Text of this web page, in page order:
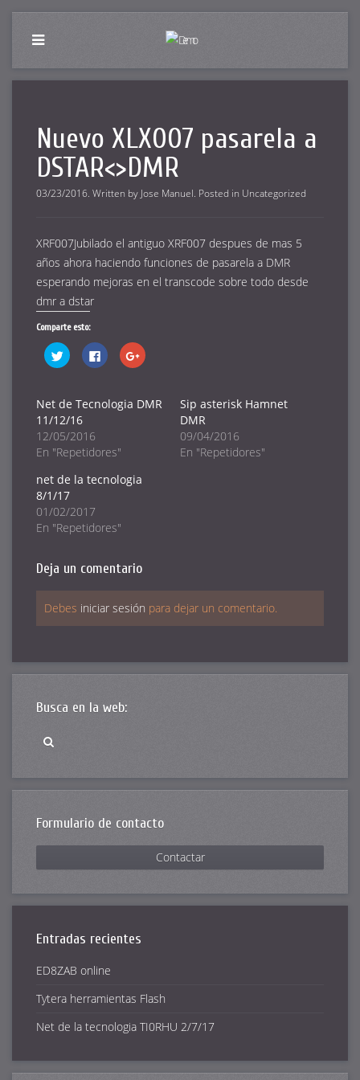
Nuevo XLX007 pasarela a
DSTAR<>DMR
03/23/2016. Written by Jose Manuel. Posted in Uncategorized
XRF007Jubilado el antiguo XRF007 despues de mas 5
años ahora haciendo funciones de pasarela a DMR
esperando mejoras en el transcode sobre todo desde
dmr a dstar
Comparte esto:
Haz
clic
Twitter
(Se
abre
en
una
ventana
nueva)
Haz
clic
Facebook
(Se
ventana
nueva)
Haz
clic
Google+
(Se
Net de Tecnologia DMR
11/12/16
12/05/2016
En "Repetidores"
Sip asterisk Hamnet
DMR
09/04/2016
En "Repetidores"
net de la tecnologia
8/1/17
01/02/2017
En "Repetidores"
Deja un comentario
Debes iniciar sesión para dejar un comentario.
Busca en la web:
Formulario de contacto
Contactar
Entradas recientes
ED8ZAB online
Tytera herramientas Flash
Net de la tecnologia TI0RHU 2/7/17